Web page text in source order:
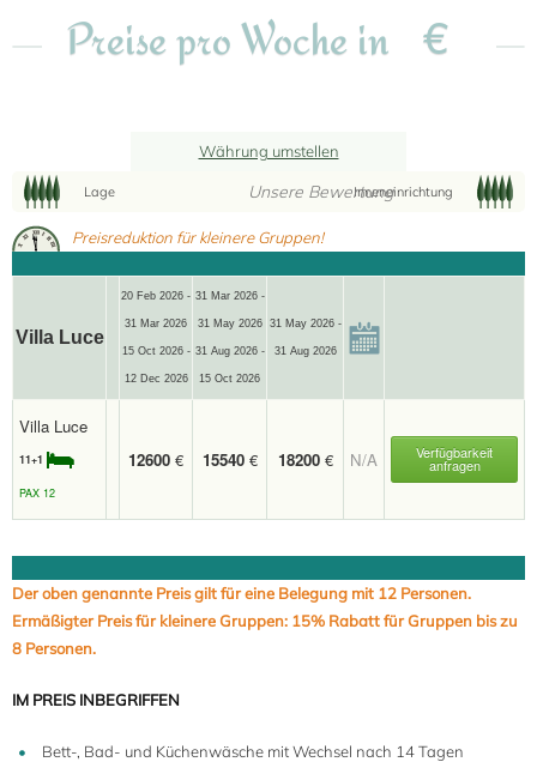
Preise pro Woche in €
Währung umstellen
Lage Unsere BewertungInneneinrichtung
Preisreduktion für kleinere Gruppen!
Villa Luce
20 Feb 2026 -
31 Mar 2026
15 Oct 2026 -
12 Dec 2026
31 Mar 2026 -
31 May 2026
31 Aug 2026 -
15 Oct 2026
31 May 2026 -
31 Aug 2026
Villa Luce
11+1
PAX 12
12600 € 15540 € 18200 € N/A Verfügbarkeit
anfragen
Der oben genannte Preis gilt für eine Belegung mit 12 Personen.
Ermäßigter Preis für kleinere Gruppen: 15% Rabatt für Gruppen bis zu
8 Personen.
IM PREIS INBEGRIFFEN
Bett-, Bad- und Küchenwäsche mit Wechsel nach 14 Tagen